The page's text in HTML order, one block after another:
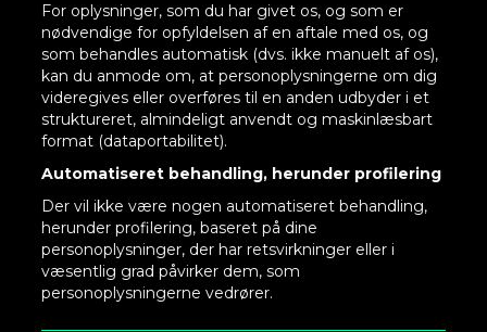
For oplysninger, som du har givet os, og som er
nødvendige for opfyldelsen af en aftale med os, og
som behandles automatisk (dvs. ikke manuelt af os),
kan du anmode om, at personoplysningerne om dig
videregives eller overføres til en anden udbyder i et
struktureret, almindeligt anvendt og maskinlæsbart
format (dataportabilitet).
Automatiseret behandling, herunder profilering
Der vil ikke være nogen automatiseret behandling,
herunder profilering, baseret på dine
personoplysninger, der har retsvirkninger eller i
væsentlig grad påvirker dem, som
personoplysningerne vedrører.